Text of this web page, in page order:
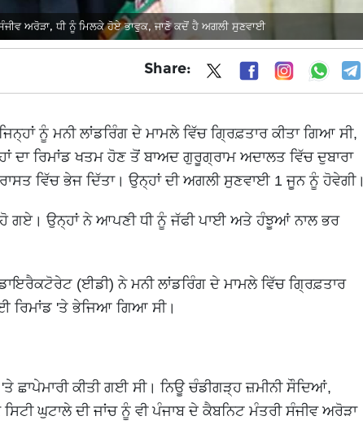
ਅਰੋੜਾ, ਧੀ ਨੂੰ ਮਿਲਕੇ ਹੋਏ ਭਾਵੁਕ, ਜਾਣੋ ਕਦੋਂ ਹੈ ਅਗਲੀ ਸੁਣਵਾਈ
Share:
ਨੂੰ ਮਨੀ ਲਾਂਡਰਿੰਗ ਦੇ ਮਾਮਲੇ ਵਿੱਚ ਗ੍ਰਿਫ਼ਤਾਰ ਕੀਤਾ ਗਿਆ ਸੀ,
ਰਿਮਾਂਡ ਖਤਮ ਹੋਣ ਤੋਂ ਬਾਅਦ ਗੁਰੂਗ੍ਰਾਮ ਅਦਾਲਤ ਵਿੱਚ ਦੁਬਾਰਾ
ਵਿੱਚ ਭੇਜ ਦਿੱਤਾ। ਉਨ੍ਹਾਂ ਦੀ ਅਗਲੀ ਸੁਣਵਾਈ 1 ਜੂਨ ਨੂੰ ਹੋਵੇਗੀ।
ਗਏ। ਉਨ੍ਹਾਂ ਨੇ ਆਪਣੀ ਧੀ ਨੂੰ ਜੱਫੀ ਪਾਈ ਅਤੇ ਹੰਝੂਆਂ ਨਾਲ ਭਰ
(ਈਡੀ) ਨੇ ਮਨੀ ਲਾਂਡਰਿੰਗ ਦੇ ਮਾਮਲੇ ਵਿੱਚ ਗ੍ਰਿਫ਼ਤਾਰ
ਰਿਮਾਂਡ 'ਤੇ ਭੇਜਿਆ ਗਿਆ ਸੀ।
ਕੀਤੀ ਗਈ ਸੀ। ਨਿਊ ਚੰਡੀਗੜ੍ਹ ਜ਼ਮੀਨੀ ਸੌਦਿਆਂ,
ਘੁਟਾਲੇ ਦੀ ਜਾਂਚ ਨੂੰ ਵੀ ਪੰਜਾਬ ਦੇ ਕੈਬਨਿਟ ਮੰਤਰੀ ਸੰਜੀਵ ਅਰੋੜਾ